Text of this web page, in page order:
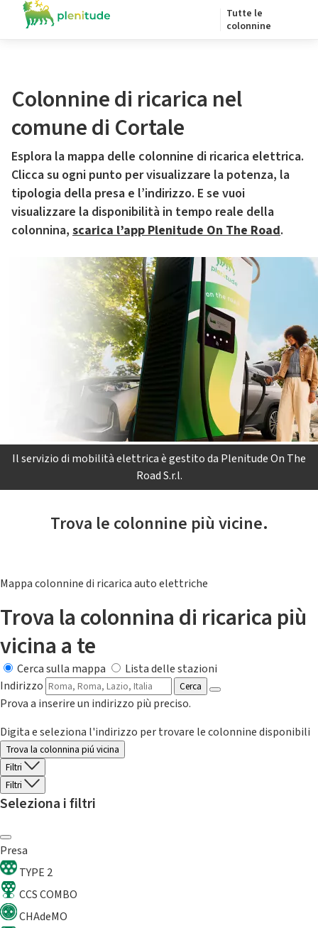
Tutte le
colonnine
Colonnine di ricarica nel
comune di Cortale
Esplora la mappa delle colonnine di ricarica elettrica.
Clicca su ogni punto per visualizzare la potenza, la
tipologia della presa e l’indirizzo. E se vuoi
visualizzare la disponibilità in tempo reale della
colonnina, scarica l’app Plenitude On The Road.
Il servizio di mobilità elettrica è gestito da Plenitude On The
Road S.r.l.
Trova le colonnine più vicine.
Mappa colonnine di ricarica auto elettriche
Trova la colonnina di ricarica più
vicina a te
Cerca sulla mappa
Lista delle stazioni
Indirizzo
Cerca
Prova a inserire un indirizzo più preciso.
Digita e seleziona l'indirizzo per trovare le colonnine disponibili
Trova la colonnina piú vicina
Filtri
Filtri
Seleziona i filtri
Presa
TYPE 2
CCS COMBO
CHAdeMO